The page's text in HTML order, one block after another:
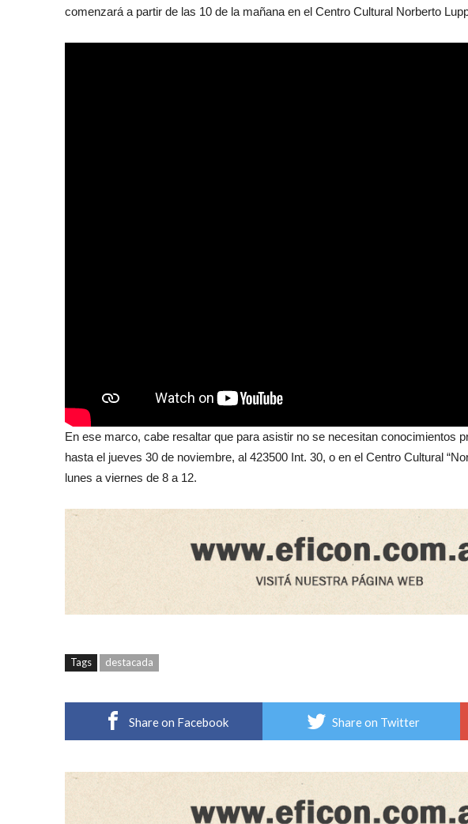
comenzará a partir de las 10 de la mañana en el Centro Cultural Norberto
En ese marco, cabe resaltar que para asistir no se necesitan conocimientos
hasta el jueves 30 de noviembre, al 423500 Int. 30, o en el Centro Cultural
lunes a viernes de 8 a 12.
Tags destacada
Share on Facebook Share on Twitter